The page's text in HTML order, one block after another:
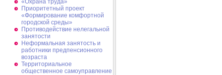
«Охрана труда»
Приоритетный проект
«Формирование комфортной
городской среды»
Противодействие нелегальной
занятости
Неформальная занятость и
работники предпенсионного
возраста
Территориальное
общественное самоуправление